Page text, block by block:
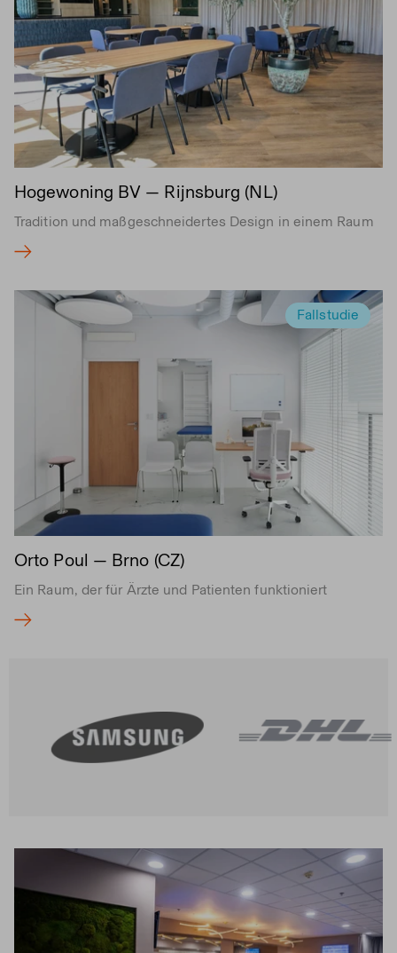
Hogewoning BV — Rijnsburg (NL)
Tradition und maßgeschneidertes Design in einem Raum
Fallstudie
Orto Poul — Brno (CZ)
Ein Raum, der für Ärzte und Patienten funktioniert